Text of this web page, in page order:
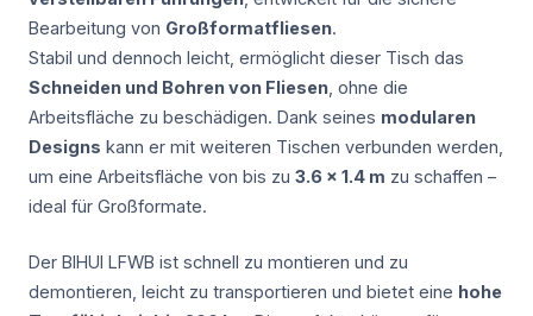
Bearbeitung von Großformatfliesen.
Stabil und dennoch leicht, ermöglicht dieser Tisch das
Schneiden und Bohren von Fliesen , ohne die
Arbeitsfläche zu beschädigen. Dank seines modularen
Designs kann er mit weiteren Tischen verbunden werden,
um eine Arbeitsfläche von bis zu 3.6 x 1.4 m zu schaffen –
ideal für Großformate.
Der BIHUI LFWB ist schnell zu montieren und zu
demontieren, leicht zu transportieren und bietet eine hohe